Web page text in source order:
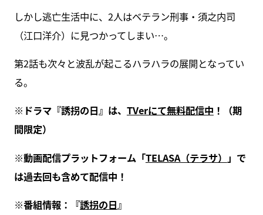
しかし逃亡生活中に、2人はベテラン刑事・須之内司
（江口洋介）に見つかってしまい…。
第2話も次々と波乱が起こるハラハラの展開となってい
る。
※ドラマ『誘拐の日』は、 TVerにて無料配信中 ！（期
間限定）
※動画配信プラットフォーム「TELASA（テラサ） 」で
は過去回も含めて配信中！
※番組情報：『誘拐の日』